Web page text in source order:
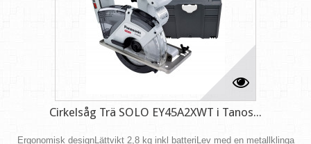
Cirkelsåg Trä SOLO EY45A2XWT i Tanos...
Ergonomisk designLättvikt 2,8 kg inkl batteriLev med en metallklinga